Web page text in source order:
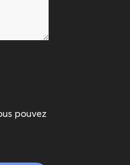
pouvez